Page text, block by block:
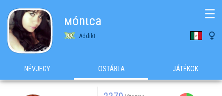
мónιca
Addikt 
☰
NÉVJEGY OSTÁBLA JÁTÉKOK